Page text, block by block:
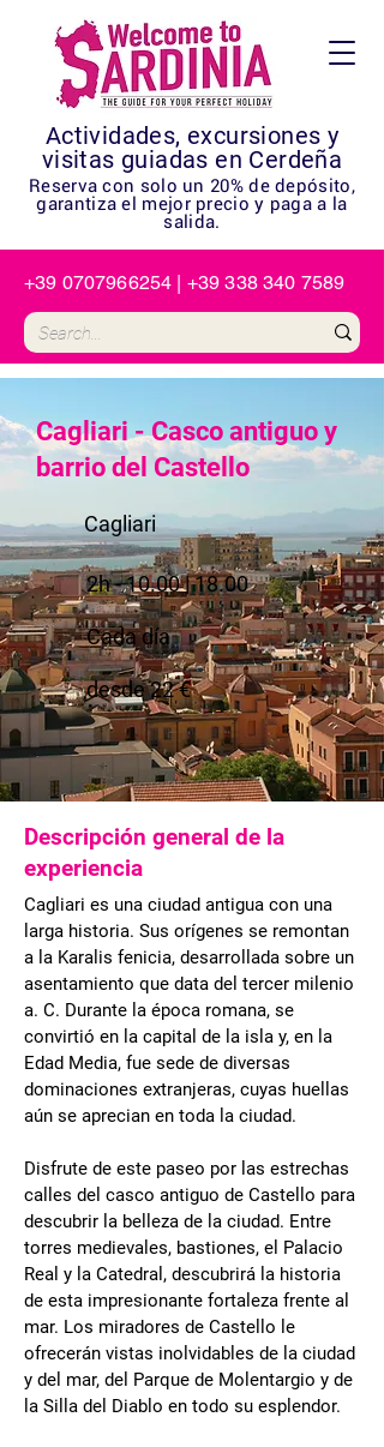
Actividades, excursiones y
visitas guiadas en Cerdeña
+39 0707966254 | +39 338 340 7589
Reserva con solo un 20% de depósito,
garantiza el mejor precio y paga a la
salida.
Cagliari - Casco antiguo y
barrio del Castello
Cagliari
2h - 10.00 | 18.00
Cada día
desde 22 €
Descripción general de la
experiencia
Cagliari es una ciudad antigua con una
larga historia. Sus orígenes se remontan
a la Karalis fenicia, desarrollada sobre un
asentamiento que data del tercer milenio
a. C. Durante la época romana, se
convirtió en la capital de la isla y, en la
Edad Media, fue sede de diversas
dominaciones extranjeras, cuyas huellas
aún se aprecian en toda la ciudad.
Disfrute de este paseo por las estrechas
calles del casco antiguo de Castello para
descubrir la belleza de la ciudad. Entre
torres medievales, bastiones, el Palacio
Real y la Catedral, descubrirá la historia
de esta impresionante fortaleza frente al
mar. Los miradores de Castello le
ofrecerán vistas inolvidables de la ciudad
y del mar, del Parque de Molentargio y de
la Silla del Diablo en todo su esplendor.